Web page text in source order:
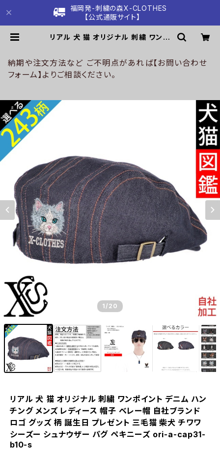
福岡発-刺繍の森X-CLOTHES
【公式通販サイト】
リアル 犬 猫 オリジナル 刺繍 ワンポ
ゴ グッズ 柄 誕生日 プレゼント 三毛
猫 柴犬 チワワ シーズー シュナウザ
ー パグ ペキニーズ ori-a-cap31-b
納期や注文方法など ご不明点があれば【お問い合わせ
フォーム】よりご相談ください。
1 /20
リアル 犬 猫 オリジナル 刺繍 ワンポイント デニム ハン
チング メンズ レディース 帽子 ベレー帽 自社ブランド
ロゴ グッズ 柄 誕生日 プレゼント 三毛猫 柴犬 チワワ
シーズー シュナウザー パグ ペキニーズ ori-a-cap31-
b10-s